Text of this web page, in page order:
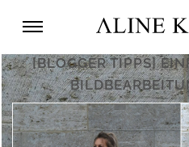
[BLOGGER TIPPS]